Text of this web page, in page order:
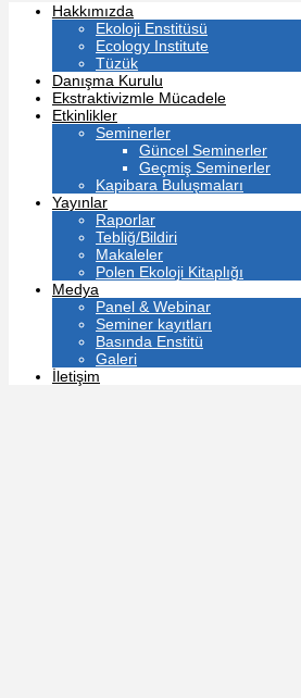
Hakkımızda
Ekoloji Enstitüsü
Ecology Institute
Tüzük
Danışma Kurulu
Ekstraktivizmle Mücadele
Etkinlikler
Seminerler
Güncel Seminerler
Geçmiş Seminerler
Kapibara Buluşmaları
Yayınlar
Raporlar
Tebliğ/Bildiri
Makaleler
Polen Ekoloji Kitaplığı
Medya
Panel & Webinar
Seminer kayıtları
Basında Enstitü
Galeri
İletişim